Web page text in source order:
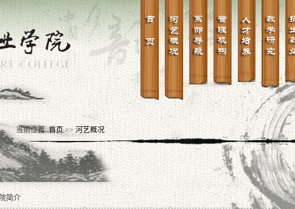
当前位置:首页>>河艺概况
简介